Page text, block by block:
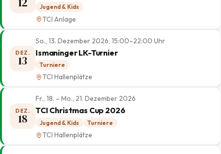
Jugend & Kids
TCI Anlage
DEZ.
13
So., 13. Dezember 2026, 15:00–22:00 Uhr
Ismaninger LK-Turnier
Turniere
TCI Hallenplätze
DEZ.
18
Fr., 18. – Mo., 21. Dezember 2026
TCI Christmas Cup 2026
Jugend & Kids Turniere
TCI Hallenplätze